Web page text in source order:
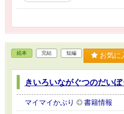
絵本 完結 短編 お気に
きいろいながぐつのだいぼ
マイマイかぶり 書籍情報